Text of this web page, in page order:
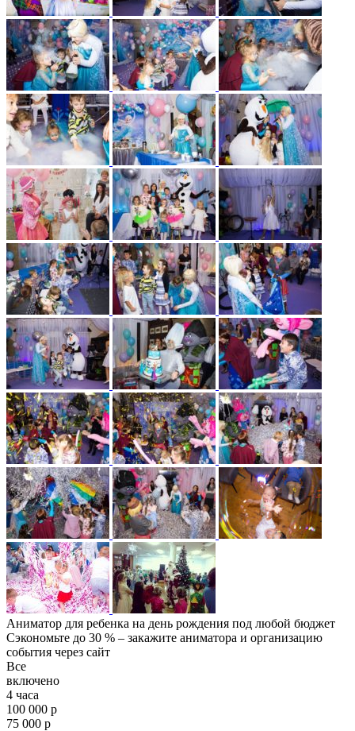
Аниматор для ребенка на день рождения под любой бюджет
Сэкономьте до 30 % – закажите аниматора и организацию
события через сайт
Все
включено
4 часа
100 000 р
75 000 р